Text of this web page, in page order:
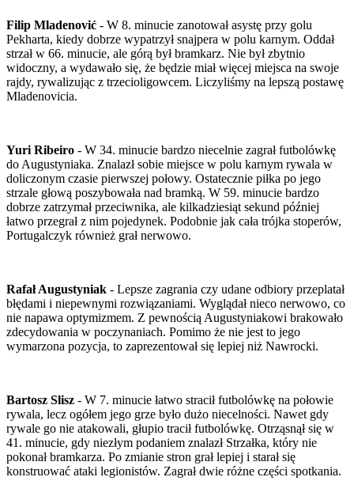
Filip Mladenović - W 8. minucie zanotował asystę przy golu
Pekharta, kiedy dobrze wypatrzył snajpera w polu karnym. Oddał
strzał w 66. minucie, ale górą był bramkarz. Nie był zbytnio
widoczny, a wydawało się, że będzie miał więcej miejsca na swoje
rajdy, rywalizując z trzecioligowcem. Liczyliśmy na lepszą postawę
Mladenovicia.
Yuri Ribeiro - W 34. minucie bardzo niecelnie zagrał futbolówkę
do Augustyniaka. Znalazł sobie miejsce w polu karnym rywala w
doliczonym czasie pierwszej połowy. Ostatecznie piłka po jego
strzale głową poszybowała nad bramką. W 59. minucie bardzo
dobrze zatrzymał przeciwnika, ale kilkadziesiąt sekund później
łatwo przegrał z nim pojedynek. Podobnie jak cała trójka stoperów,
Portugalczyk również grał nerwowo.
Rafał Augustyniak - Lepsze zagrania czy udane odbiory przeplatał
błędami i niepewnymi rozwiązaniami. Wyglądał nieco nerwowo, co
nie napawa optymizmem. Z pewnością Augustyniakowi brakowało
zdecydowania w poczynaniach. Pomimo że nie jest to jego
wymarzona pozycja, to zaprezentował się lepiej niż Nawrocki.
Bartosz Slisz - W 7. minucie łatwo stracił futbolówkę na połowie
rywala, lecz ogółem jego grze było dużo niecelności. Nawet gdy
rywale go nie atakowali, głupio tracił futbolówkę. Otrząsnął się w
41. minucie, gdy niezłym podaniem znalazł Strzałka, który nie
pokonał bramkarza. Po zmianie stron grał lepiej i starał się
konstruować ataki legionistów. Zagrał dwie różne części spotkania.